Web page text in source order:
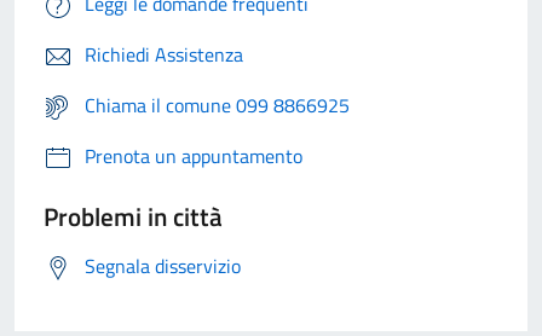
Richiedi Assistenza
Chiama il comune 099 8866925
Prenota un appuntamento
Problemi in città
Segnala disservizio